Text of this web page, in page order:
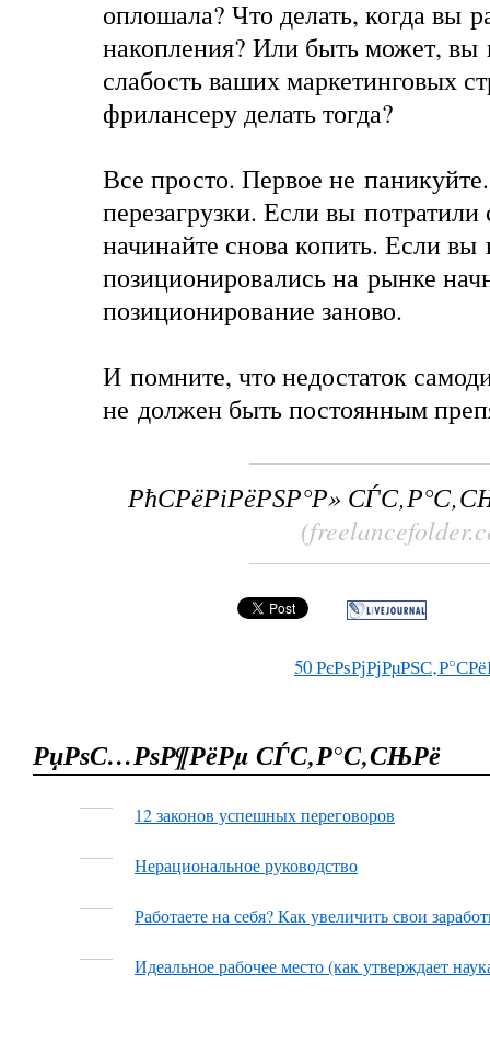
оплошала? Что делать, когда вы
накопления? Или быть может, вы
слабость ваших маркетинговых
фрилансеру делать тогда?
Все просто. Первое не
перезагрузки. Если вы
начинайте снова копить. Если вы
позиционировались на рынке
позиционирование заново.
И помните, что недостаток
не должен быть постоянным
РћСРёРіРёРЅР°Р»
50
РџРѕС…РѕР¶РёРµ СЃС‚Р°С‚СЊРё
12 законов успешных переговоров
Нерациональное руководство
Работаете на себя? Как увеличить свои
Идеальное рабочее место (как утверждает